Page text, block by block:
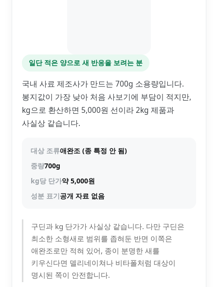
일단 적은 양으로 새 반응을 보려는 분
국내 사료 제조사가 만드는 700g 소용량입니다.
봉지값이 가장 낮아 처음 사보기에 부담이 적지만,
kg으로 환산하면 5,000원 선이라 2kg 제품과
사실상 같습니다.
대상 조류애완조 (종 특정 안 됨)
중량700g
kg당 단가약 5,000원
성분 표기공개 자료 없음
구딘과 kg 단가가 사실상 같습니다. 다만 구딘은
최소한 소형새로 범위를 좁혀둔 반면 이쪽은
애완조로만 적혀 있어, 종이 분명한 새를
키우신다면 델리네이쳐나 비타폴처럼 대상이
명시된 쪽이 안전합니다.